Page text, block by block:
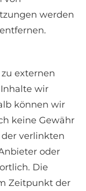
werden
externen
wir
können wir
keine Gewähr
verlinkten
oder
Die
Zeitpunkt der